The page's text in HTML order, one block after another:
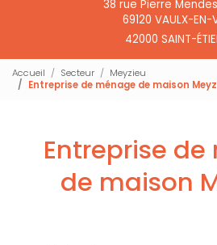
38 rue Pierre
69120 VAULX-EN-
42000 SAINT-
Accueil Secteur
Meyzieu
Entreprise de ménage de maison
Entreprise
de maison